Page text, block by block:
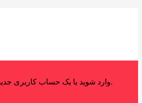
وارد شوید یا یک حساب کاربری جدید ایجاد کنید.